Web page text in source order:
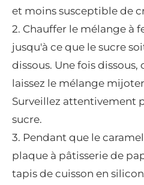
et moins susceptible de
2. Chauffer le mélange à
jusqu'à ce que le sucre
dissous. Une fois dissous,
laissez le mélange
Surveillez attentivement
sucre.
3. Pendant que le
plaque à pâtisserie de
tapis de cuisson en